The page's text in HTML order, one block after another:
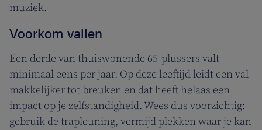
muziek.
Voorkom vallen
Een derde van thuiswonende 65-plussers valt
minimaal eens per jaar. Op deze leeftijd leidt een val
makkelijker tot breuken en dat heeft helaas een
impact op je zelfstandigheid. Wees dus voorzichtig:
gebruik de trapleuning, vermijd plekken waar je kan